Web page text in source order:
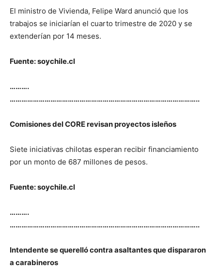
El ministro de Vivienda, Felipe Ward anunció que los
trabajos se iniciarían el cuarto trimestre de 2020 y se
extenderían por 14 meses.
Fuente: soychile.cl
……….
……………………………………………………………………………………..
Comisiones del CORE revisan proyectos isleños
Siete iniciativas chilotas esperan recibir financiamiento
por un monto de 687 millones de pesos.
Fuente: soychile.cl
……….
……………………………………………………………………………………..
Intendente se querelló contra asaltantes que dispararon
a carabineros